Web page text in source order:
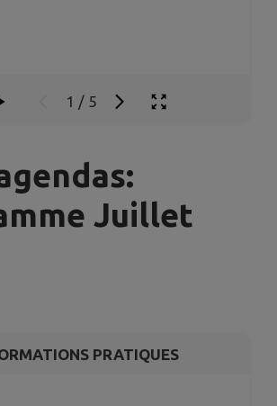
1 / 5
Juillet
PRATIQUES